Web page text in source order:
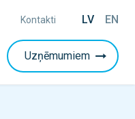
Kontakti LV EN
Uzņēmumiem